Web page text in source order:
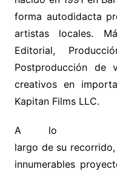
forma autodidacta
artistas locales.
Editorial,
Postproducción de
creativos en
Kapitan Films LLC.
A lo
largo de su
innumerables